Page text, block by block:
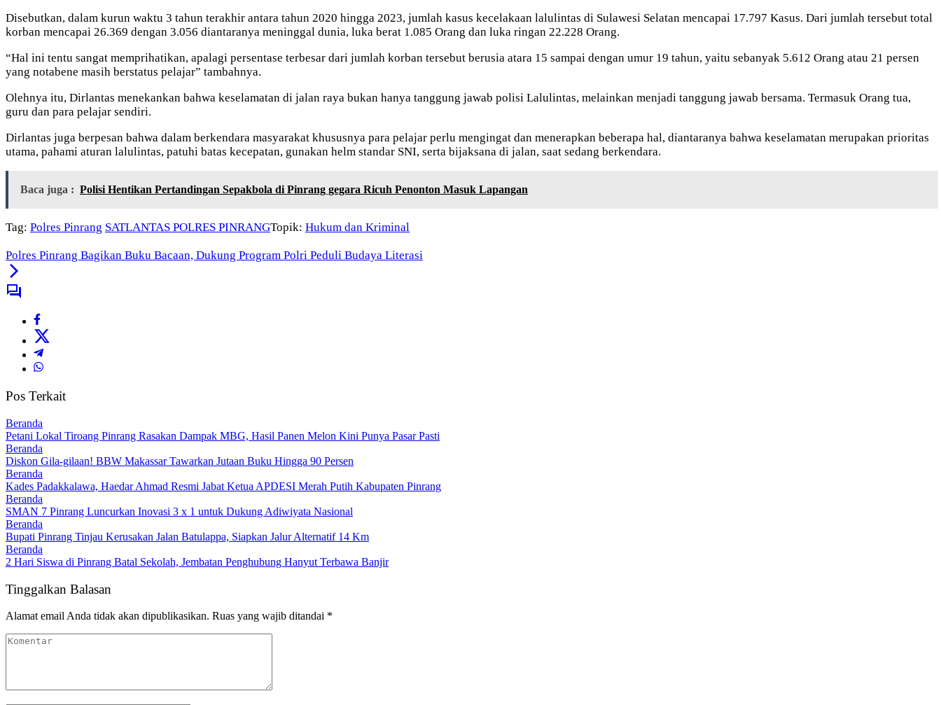
Disebutkan, dalam kurun waktu 3 tahun terakhir antara tahun 2020 hingga 2023, jumlah kasus kecelakaan lalulintas di Sulawesi Selatan mencapai 17.797 Kasus. Dari jumlah tersebut total
korban mencapai 26.369 dengan 3.056 diantaranya meninggal dunia, luka berat 1.085 Orang dan luka ringan 22.228 Orang.
“Hal ini tentu sangat memprihatikan, apalagi persentase terbesar dari jumlah korban tersebut berusia atara 15 sampai dengan umur 19 tahun, yaitu sebanyak 5.612 Orang atau 21 persen
yang notabene masih berstatus pelajar” tambahnya.
Olehnya itu, Dirlantas menekankan bahwa keselamatan di jalan raya bukan hanya tanggung jawab polisi Lalulintas, melainkan menjadi tanggung jawab bersama. Termasuk Orang tua,
guru dan para pelajar sendiri.
Dirlantas juga berpesan bahwa dalam berkendara masyarakat khususnya para pelajar perlu mengingat dan menerapkan beberapa hal, diantaranya bahwa keselamatan merupakan prioritas
utama, pahami aturan lalulintas, patuhi batas kecepatan, gunakan helm standar SNI, serta bijaksana di jalan, saat sedang berkendara.
Baca juga : Polisi Hentikan Pertandingan Sepakbola di Pinrang gegara Ricuh Penonton Masuk Lapangan
Tag: Polres Pinrang SATLANTAS POLRES PINRANGTopik: Hukum dan Kriminal
Polres Pinrang Bagikan Buku Bacaan, Dukung Program Polri Peduli Budaya Literasi
Pos Terkait
Beranda
Petani Lokal Tiroang Pinrang Rasakan Dampak MBG, Hasil Panen Melon Kini Punya Pasar Pasti
Beranda
Diskon Gila-gilaan! BBW Makassar Tawarkan Jutaan Buku Hingga 90 Persen
Beranda
Kades Padakkalawa, Haedar Ahmad Resmi Jabat Ketua APDESI Merah Putih Kabupaten Pinrang
Beranda
SMAN 7 Pinrang Luncurkan Inovasi 3 x 1 untuk Dukung Adiwiyata Nasional
Beranda
Bupati Pinrang Tinjau Kerusakan Jalan Batulappa, Siapkan Jalur Alternatif 14 Km
Beranda
2 Hari Siswa di Pinrang Batal Sekolah, Jembatan Penghubung Hanyut Terbawa Banjir
Tinggalkan Balasan
Alamat email Anda tidak akan dipublikasikan. Ruas yang wajib ditandai *